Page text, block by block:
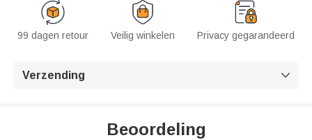
99 dagen retour Veilig winkelen Privacy gegarandeerd
Verzending 
Beoordeling